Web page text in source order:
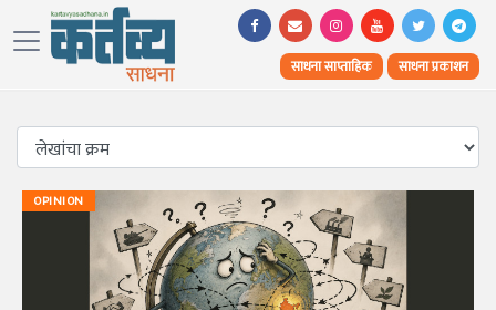
साधना साप्ताहिक साधना प्रकाशन
OPINION